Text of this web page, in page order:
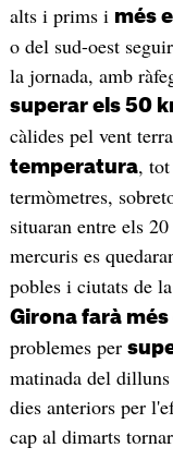
alts i prims i més
o del sud-oest
la jornada, amb
superar els 50
càlides pel vent
temperatura, tot
termòmetres,
situaran entre els
mercuris es
pobles i ciutats de
Girona farà
problemes per
matinada del
dies anteriors per
cap al dimarts